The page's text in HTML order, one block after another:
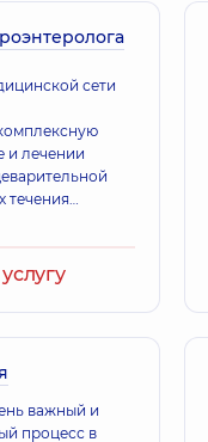
сети
и лечении
течения
важный и
процесс в